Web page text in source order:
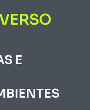
E